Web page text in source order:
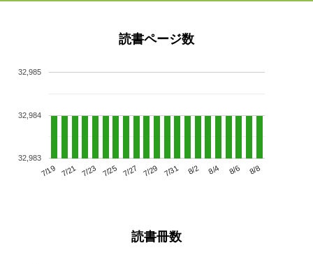
読書ページ数
7/19 7/21 7/23 7/25 7/27 7/29 7/31 8/2 8/4 8/6 8/8
32,983
32,984
32,985
読書冊数